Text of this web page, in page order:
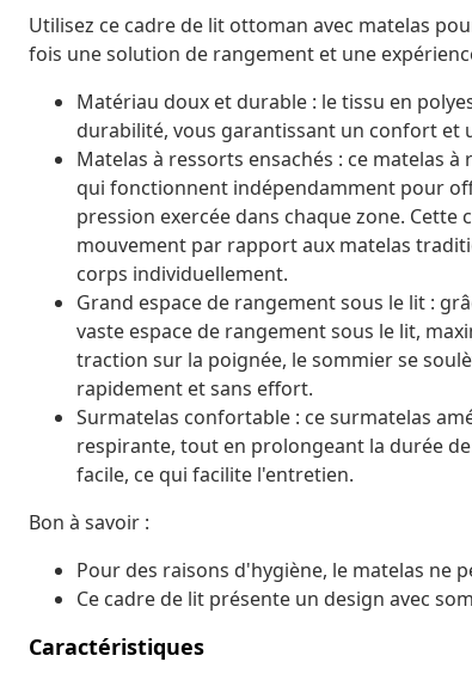
Utilisez ce cadre de lit ottoman avec matelas
fois une solution de rangement et une
Matériau doux et durable : le tissu en
durabilité, vous garantissant un confort et
Matelas à ressorts ensachés : ce matelas
qui fonctionnent indépendamment pour
pression exercée dans chaque zone.
mouvement par rapport aux matelas
corps individuellement.
Grand espace de rangement sous le lit :
vaste espace de rangement sous le lit,
traction sur la poignée, le sommier se
rapidement et sans effort.
Surmatelas confortable : ce surmatelas
respirante, tout en prolongeant la durée
facile, ce qui facilite l'entretien.
Bon à savoir :
Pour des raisons d'hygiène, le matelas ne
Ce cadre de lit présente un design avec
Caractéristiques